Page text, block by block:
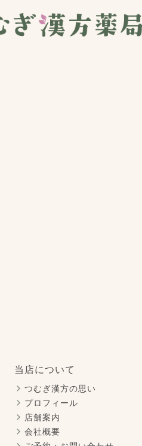
当店について
つむぎ漢方の思い
プロフィール
店舗案内
会社概要